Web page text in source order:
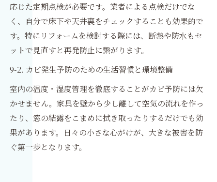
応じた定期点検が必要です。業者による点検だけでな
く、自分で床下や天井裏をチェックすることも効果的で
す。特にリフォームを検討する際には、断熱や防水もセ
ットで見直すと再発防止に繋がります。
9-2. カビ発生予防のための生活習慣と環境整備
室内の温度・湿度管理を徹底することがカビ予防には欠
かせません。家具を壁から少し離して空気の流れを作っ
たり、窓の結露をこまめに拭き取ったりするだけでも効
果があります。日々の小さな心がけが、大きな被害を防
ぐ第一歩となります。